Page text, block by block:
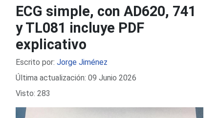
ECG simple, con AD620, 741
y TL081 incluye PDF
explicativo
Detalles
Escrito por: Jorge Jiménez
Última actualización: 09 Junio 2026
Visto: 283